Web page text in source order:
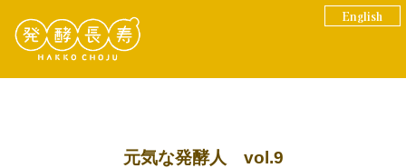
English
元気な発酵人 vol.9